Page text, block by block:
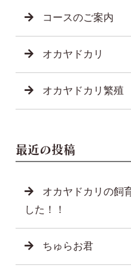
コースのご案内
オカヤドカリ
オカヤドカリ繁殖
最近の投稿
オカヤドカリの飼
した！！
ちゅらお君